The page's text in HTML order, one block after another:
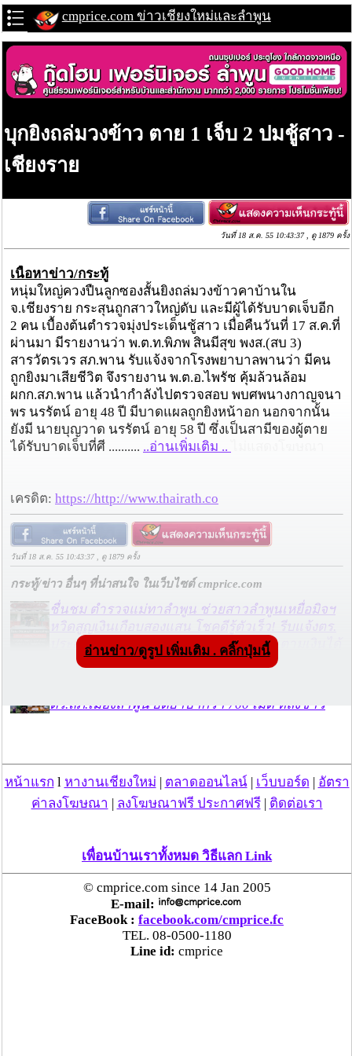
cmprice.com ข่าวเชียงใหม่และลำพูน
บุกยิงถล่มวงข้าว ตาย 1 เจ็บ 2 ปมชู้สาว -
เชียงราย
วันที่ 18 ส.ค. 55 10:43:37 , ดู 1879 ครั้ง
เนื้อหาข่าว/กระทู้
หนุ่มใหญ่ควงปืนลูกซองสั้นยิงถล่มวงข้าวคาบ้านใน
จ.เชียงราย กระสุนถูกสาวใหญ่ดับ และมีผู้ได้รับบาดเจ็บอีก
2 คน เบื้องต้นตำรวจมุ่งประเด็นชู้สาว เมื่อคืนวันที่ 17 ส.ค.ที่
ผ่านมา มีรายงานว่า พ.ต.ท.พิภพ สินมีสุข พงส.(สบ 3)
สารวัตรเวร สภ.พาน รับแจ้งจากโรงพยาบาลพานว่า มีคน
ถูกยิงมาเสียชีวิต จึงรายงาน พ.ต.อ.ไพรัช คุ้มล้วนล้อม
ผกก.สภ.พาน แล้วนำกำลังไปตรวจสอบ พบศพนางกาญจนา
พร นรรัตน์ อายุ 48 ปี มีบาดแผลถูกยิงหน้าอก นอกจากนั้น
ยังมี นายบุญวาด นรรัตน์ อายุ 58 ปี ซึ่งเป็นสามีของผู้ตาย
ได้รับบาดเจ็บที่ศี .......... ..อ่านเพิ่มเติม ..
เครดิต: https://http://www.thairath.co
วันที่ 18 ส.ค. 55 10:43:37 , ดู 1879 ครั้ง
กระทู้/ข่าว อื่นๆ ที่น่าสนใจ ในเว็บไซต์ cmprice.com
ชื่นชม ตำรวจแม่ทาลำพูน ช่วยสาวลำพูนเหยื่อมิจฯ
หวิดสูญเงินเกือบสองแสน โชคดีรู้ตัวเร็ว! รีบแจ้งตร.
ประสาน สตช.สายด่วน 1441 อายัดบัญชี-ตามเงินได้
ตร.สภ.เมืองลำพูน ยึดยาบ้ากว่า 700 เม็ด หลังชาว
แม่สะเรียง ลุยตรวจ “สกุชชี่“ ของเล่นอันตราย พบไร้
มาตรฐานเสี่ยงอันตราย สั่งห้ามขาย-เตือนภัยผู้
“ลาว” ส่ง “24 คนไทย” กลับประเทศผ่านด่าน
เชียงของ เพื่อดำเนินการตามกฎหมาย พบส่วนใหญ่มี
เอี่ยวแก๊งคอลเซ็นเตอร์
“ตรีนุช” เปิดตัวระบบ “e-WorkPermit” ลงทะเบียน
แรงงานต่างด้าวออนไลน์ ให้บริการ 24 ชั่วโมงทั่ว
อ่านข่าว/ดูรูป เพิ่มเติม . คลิ๊กปุ่มนี้
หน้าแรก l หางานเชียงใหม่ ตลาดออนไลน์| เว็บบอร์ด
อัตรา
ค่าลงโฆษณา
ลงโฆษณาฟรี ประกาศฟรี| ติดต่อเรา
เพื่อนบ้านเราทั้งหมด วิธีแลก Link
© cmprice.com since 14 Jan 2005
E-mail:
FaceBook : facebook.com/cmprice.fc
TEL. 08-0500-1180
Line id: cmprice